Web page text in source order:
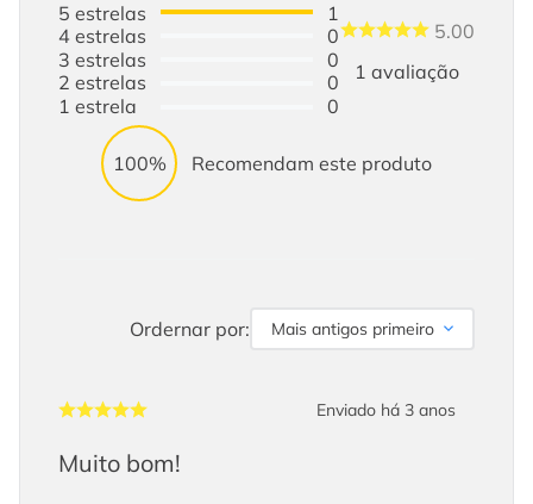
5estrelas
4estrelas
3estrelas
2estrelas
1estrela
1
0
0
0
0
5.00
1avaliação
100% Recomendam este produto
Ordernar por: Mais antigos primeiro
Enviado há 3 anos
Muito bom!